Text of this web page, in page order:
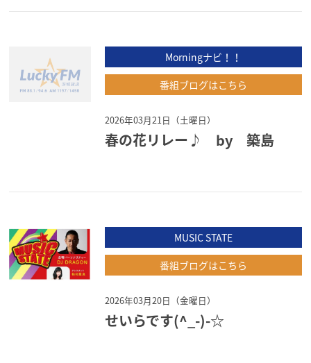
Morningナビ！！
番組ブログはこちら
2026年03月21日（土曜日）
春の花リレー♪ by 築島
MUSIC STATE
番組ブログはこちら
2026年03月20日（金曜日）
せいらです(^_-)-☆